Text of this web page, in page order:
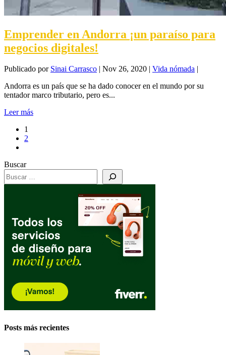
Emprender en Andorra ¡un paraíso para
negocios digitales!
Publicado por Sinai Carrasco Nov 26, 2020 Vida nómada
Andorra es un país que se ha dado conocer en el mundo por su
tentador marco tributario, pero es...
Leer más
1
2
Buscar
Posts más recientes